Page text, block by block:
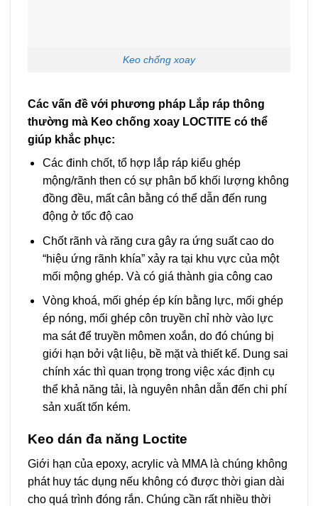
Keo chống xoay
Các vấn đề với phương pháp Lắp ráp thông
thường mà Keo chống xoay LOCTITE có thể
giúp khắc phục:
Các đinh chốt, tổ hợp lắp ráp kiểu ghép
mộng/rãnh then có sự phân bổ khối lượng không
đồng đều, mất cân bằng có thể dẫn đến rung
động ở tốc độ cao
Chốt rãnh và răng cưa gây ra ứng suất cao do
“hiệu ứng rãnh khía” xảy ra tại khu vực của một
mối mộng ghép. Và có giá thành gia công cao
Vòng khoá, mối ghép ép kín bằng lực, mối ghép
ép nóng, mối ghép côn truyền chỉ nhờ vào lực
ma sát để truyền mômen xoắn, do đó chúng bị
giới hạn bởi vật liệu, bề mặt và thiết kế. Dung sai
chính xác thì quan trọng trong việc xác định cụ
thể khả năng tải, là nguyên nhân dẫn đến chi phí
sản xuất tốn kém.
Keo dán đa năng Loctite
Giới hạn của epoxy, acrylic và MMA là chúng không
phát huy tác dụng nếu không có được thời gian dài
cho quá trình đóng rắn. Chúng cần rất nhiều thời